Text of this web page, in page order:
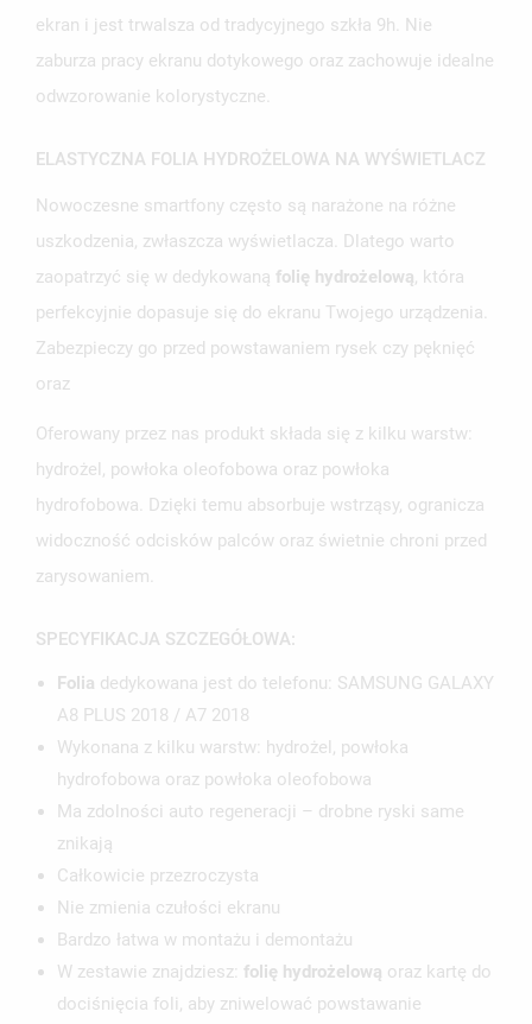
ekran i jest trwalsza od tradycyjnego szkła 9h. Nie
zaburza pracy ekranu dotykowego oraz zachowuje idealne
odwzorowanie kolorystyczne.
ELASTYCZNA FOLIA HYDROŻELOWA NA WYŚWIETLACZ
Nowoczesne smartfony często są narażone na różne
uszkodzenia, zwłaszcza wyświetlacza. Dlatego warto
zaopatrzyć się w dedykowaną folię hydrożelową, która
perfekcyjnie dopasuje się do ekranu Twojego urządzenia.
Zabezpieczy go przed powstawaniem rysek czy pęknięć
oraz
Oferowany przez nas produkt składa się z kilku warstw:
hydrożel, powłoka oleofobowa oraz powłoka
hydrofobowa. Dzięki temu absorbuje wstrząsy, ogranicza
widoczność odcisków palców oraz świetnie chroni przed
zarysowaniem.
SPECYFIKACJA SZCZEGÓŁOWA:
Folia dedykowana jest do telefonu: SAMSUNG GALAXY
A8 PLUS 2018 / A7 2018
Wykonana z kilku warstw: hydrożel, powłoka
hydrofobowa oraz powłoka oleofobowa
Ma zdolności auto regeneracji – drobne ryski same
znikają
Całkowicie przezroczysta
Nie zmienia czułości ekranu
Bardzo łatwa w montażu i demontażu
W zestawie znajdziesz: folię hydrożelową oraz kartę do
dociśnięcia foli, aby zniwelować powstawanie
MOJE LISTY ŻYCZEŃ
add_circle_outline UTWÓRZ NOWĄ LISTĘ
UTWÓRZ LISTĘ ŻYCZEŃ
NAZWA LISTY ŻYCZEŃ
ANULUJ UTWÓRZ LISTĘ ŻYCZEŃ
ZALOGUJ SIĘ
MUSISZ BYĆ ZALOGOWANY BY ZAPISAĆ PRODUKTY NA
ZALOGUJ SIĘ